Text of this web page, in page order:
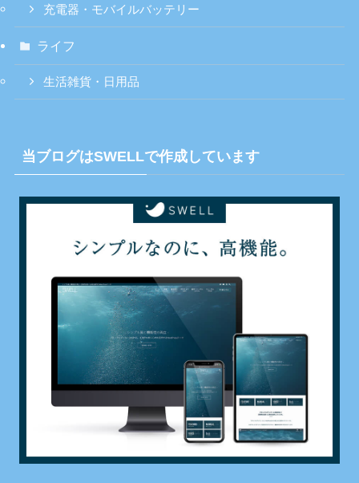
充電器・モバイルバッテリー
ライフ
生活雑貨・日用品
当ブログはSWELLで作成しています